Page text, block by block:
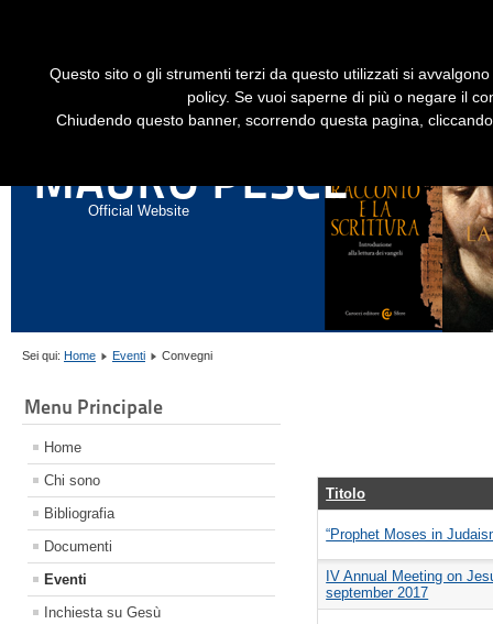
MAURO PESCE
Official Website
GESÙ STORICO - HISTORICAL JESUS
Sei qui: Home Eventi Convegni
Menu Principale
Home
Chi sono
Bibliografia
Documenti
Eventi
Inchiesta su Gesù
Titolo
“Prophet Moses in
IV Annual Meeting on
september 2017
Questo sito o gli strumenti terzi da questo utilizzati si
policy. Se vuoi saperne di più o negare il
Chiudendo questo banner, scorrendo questa pagina,